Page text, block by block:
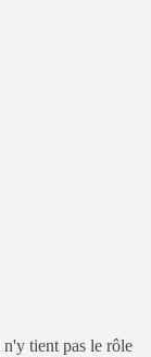
tient pas le rôle